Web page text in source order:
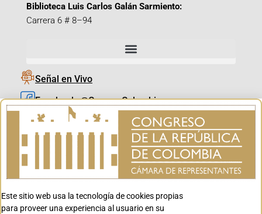
Biblioteca Luis Carlos Galán Sarmiento:
Carrera 6 # 8–94
Señal en Vivo
Facebook_@CamaraColombia
Instagram_@CamaraColombia
X_@CamaraColombia
Youtube_@CamaraColombia
Youtube_@CanalCongreso
Este sitio web usa la tecnología de cookies propias
para proveer una experiencia al usuario en su